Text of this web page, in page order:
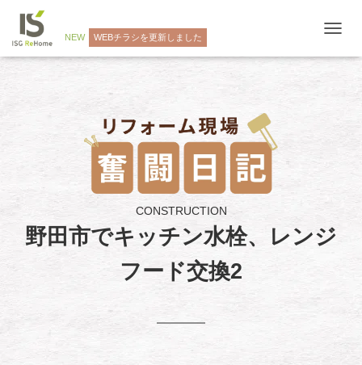
NEW WEBチラシを更新しました
ビ
野田市でキッチン水栓、レンジ
フード交換2
CONSTRUCTION